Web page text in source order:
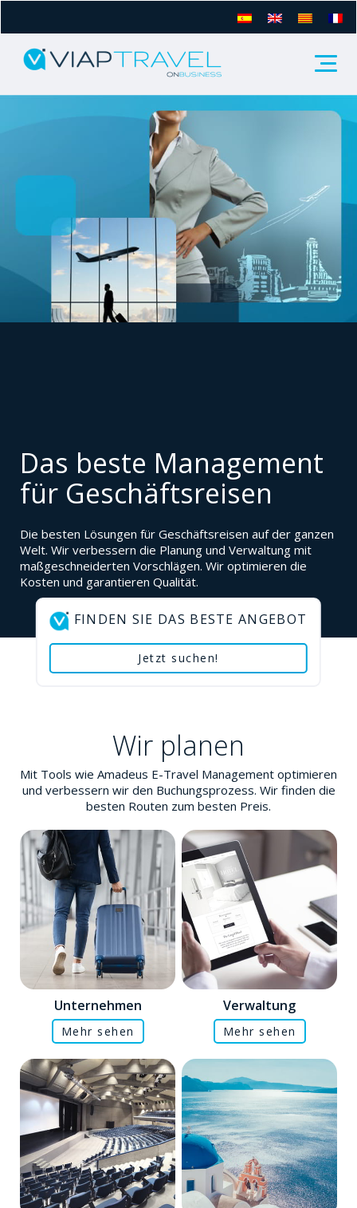
Das beste Management
für Geschäftsreisen
Die besten Lösungen für Geschäftsreisen auf der ganzen
Welt. Wir verbessern die Planung und Verwaltung mit
maßgeschneiderten Vorschlägen. Wir optimieren die
Kosten und garantieren Qualität.
FINDEN SIE DAS BESTE ANGEBOT
Jetzt suchen!
Wir planen
Mit Tools wie Amadeus E-Travel Management optimieren
und verbessern wir den Buchungsprozess. Wir finden die
besten Routen zum besten Preis.
Unternehmen
Mehr sehen
Verwaltung
Mehr sehen